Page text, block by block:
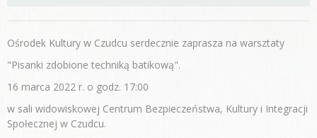
Ośrodek Kultury w Czudcu serdecznie zaprasza na warsztaty
"Pisanki zdobione techniką batikową".
16 marca 2022 r. o godz. 17:00
w sali widowiskowej Centrum Bezpieczeństwa, Kultury i Integracji
Społecznej w Czudcu.